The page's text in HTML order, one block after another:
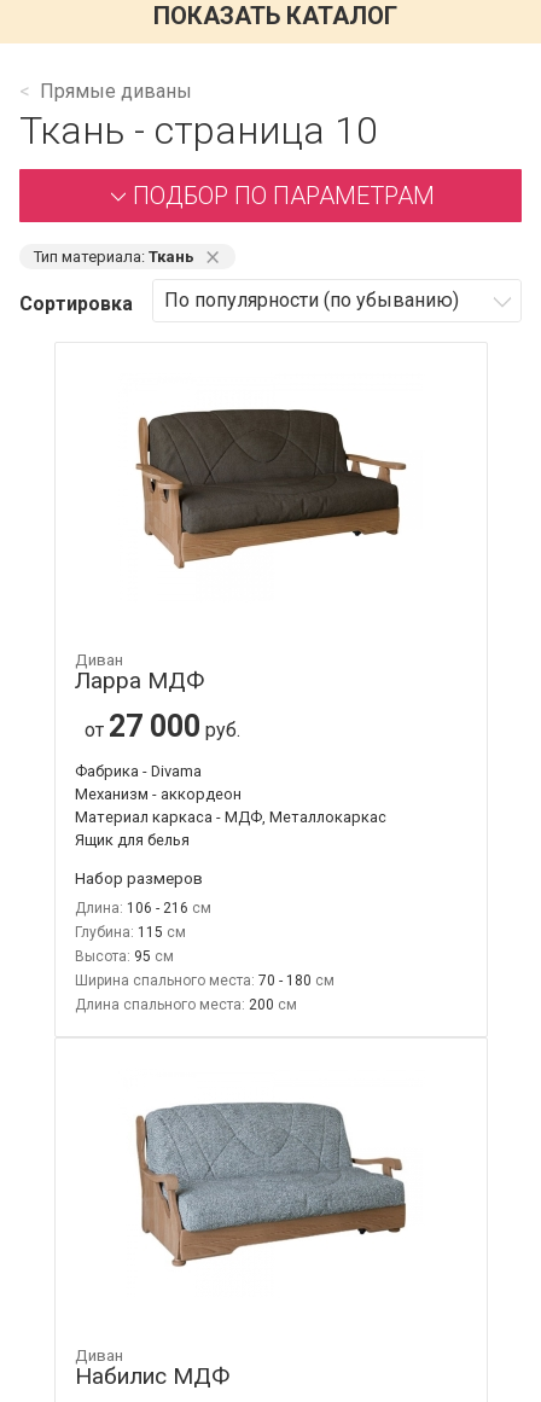
ПОКАЗАТЬ КАТАЛОГ
Прямые диваны
Ткань - страница 10
ПОДБОР ПО ПАРАМЕТРАМ
Тип материала: Ткань ⨯
Сортировка
Диван
Ларра МДФ
от 27 000 руб.
Фабрика - Divama
Механизм - аккордеон
Материал каркаса - МДФ, Металлокаркас
Ящик для белья
Набор размеров
Длина: 106 - 216
Глубина: 115
Высота: 95
Ширина спального места: 70 - 180
Длина спального места: 200
Диван
Набилис МДФ